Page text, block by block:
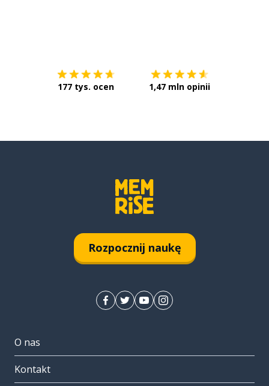
177 tys. ocen 1,47 mln opinii
Rozpocznij naukę
O nas
Kontakt